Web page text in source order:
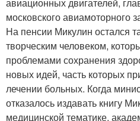
московского авиамоторного
На пенсии Микулин остался
творческим человеком,
проблемами сохранения
новых идей, часть которых
лечении больных. Когда
отказалось издавать книгу
медицинской тематике,